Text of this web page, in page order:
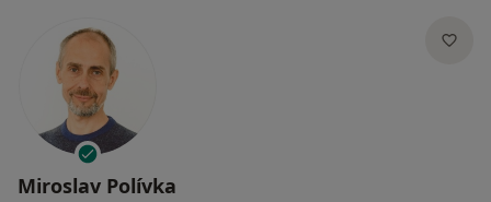
Miroslav Polívka